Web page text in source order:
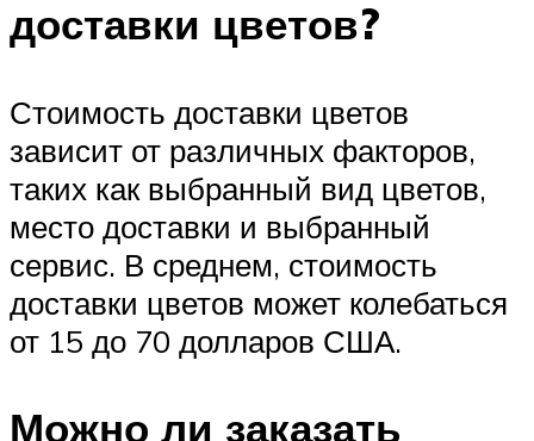
доставки цветов?
Стоимость доставки цветов
зависит от различных факторов,
таких как выбранный вид цветов,
место доставки и выбранный
сервис. В среднем, стоимость
доставки цветов может колебаться
от 15 до 70 долларов США.
Можно ли заказать